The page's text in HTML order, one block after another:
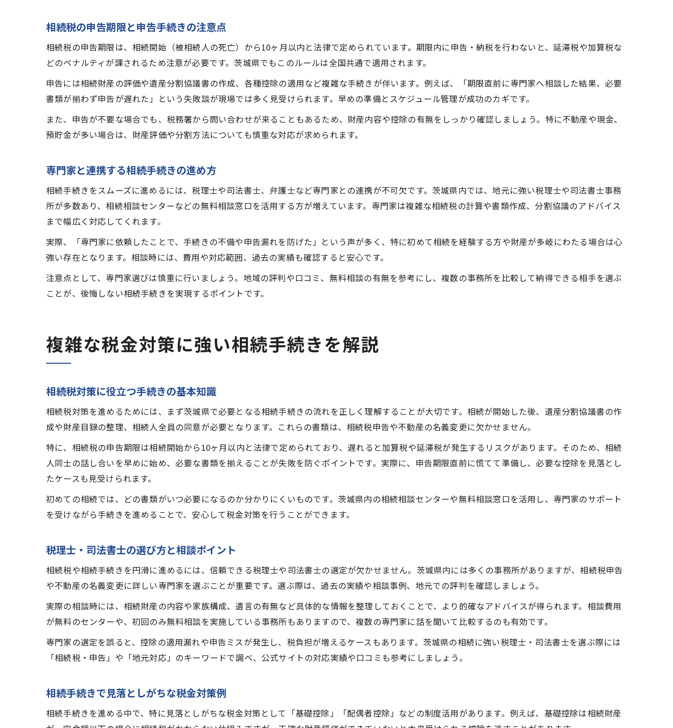
相続税の申告期限と申告手続きの注意点
相続税の申告期限は、相続開始（被相続人の死亡）から10ヶ月以内と法律で定められています。期限内に申告・納税を行わないと、延滞税や加算税な
どのペナルティが課されるため注意が必要です。茨城県でもこのルールは全国共通で適用されます。
申告には相続財産の評価や遺産分割協議書の作成、各種控除の適用など複雑な手続きが伴います。例えば、「期限直前に専門家へ相談した結果、必要
書類が揃わず申告が遅れた」という失敗談が現場では多く見受けられます。早めの準備とスケジュール管理が成功のカギです。
また、申告が不要な場合でも、税務署から問い合わせが来ることもあるため、財産内容や控除の有無をしっかり確認しましょう。特に不動産や現金、
預貯金が多い場合は、財産評価や分割方法についても慎重な対応が求められます。
専門家と連携する相続手続きの進め方
相続手続きをスムーズに進めるには、税理士や司法書士、弁護士など専門家との連携が不可欠です。茨城県内では、地元に強い税理士や司法書士事務
所が多数あり、相続相談センターなどの無料相談窓口を活用する方が増えています。専門家は複雑な相続税の計算や書類作成、分割協議のアドバイス
まで幅広く対応してくれます。
実際、「専門家に依頼したことで、手続きの不備や申告漏れを防げた」という声が多く、特に初めて相続を経験する方や財産が多岐にわたる場合は心
強い存在となります。相談時には、費用や対応範囲、過去の実績も確認すると安心です。
注意点として、専門家選びは慎重に行いましょう。地域の評判や口コミ、無料相談の有無を参考にし、複数の事務所を比較して納得できる相手を選ぶ
ことが、後悔しない相続手続きを実現するポイントです。
複雑な税金対策に強い相続手続きを解説
相続税対策に役立つ手続きの基本知識
相続税対策を進めるためには、まず茨城県で必要となる相続手続きの流れを正しく理解することが大切です。相続が開始した後、遺産分割協議書の作
成や財産目録の整理、相続人全員の同意が必要となります。これらの書類は、相続税申告や不動産の名義変更に欠かせません。
特に、相続税の申告期限は相続開始から10ヶ月以内と法律で定められており、遅れると加算税や延滞税が発生するリスクがあります。そのため、相続
人同士の話し合いを早めに始め、必要な書類を揃えることが失敗を防ぐポイントです。実際に、申告期限直前に慌てて準備し、必要な控除を見落とし
たケースも見受けられます。
初めての相続では、どの書類がいつ必要になるのか分かりにくいものです。茨城県内の相続相談センターや無料相談窓口を活用し、専門家のサポート
を受けながら手続きを進めることで、安心して税金対策を行うことができます。
税理士・司法書士の選び方と相談ポイント
相続税や相続手続きを円滑に進めるには、信頼できる税理士や司法書士の選定が欠かせません。茨城県内には多くの事務所がありますが、相続税申告
や不動産の名義変更に詳しい専門家を選ぶことが重要です。選ぶ際は、過去の実績や相談事例、地元での評判を確認しましょう。
実際の相談時には、相続財産の内容や家族構成、遺言の有無など具体的な情報を整理しておくことで、より的確なアドバイスが得られます。相談費用
が無料のセンターや、初回のみ無料相談を実施している事務所もありますので、複数の専門家に話を聞いて比較するのも有効です。
専門家の選定を誤ると、控除の適用漏れや申告ミスが発生し、税負担が増えるケースもあります。茨城県の相続に強い税理士・司法書士を選ぶ際には
「相続税・申告」や「地元対応」のキーワードで調べ、公式サイトの対応実績や口コミも参考にしましょう。
相続手続きで見落としがちな税金対策例
相続手続きを進める中で、特に見落としがちな税金対策として「基礎控除」「配偶者控除」などの制度活用があります。例えば、基礎控除は相続財産